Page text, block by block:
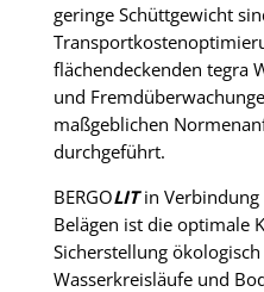
geringe Schüttgewicht
flächendeckenden tegra
und
maßgeblichen
durchgeführt.
BERGOLITin Verbindung
Belägen ist die optimale
Sicherstellung
Wasserkreisläufe und